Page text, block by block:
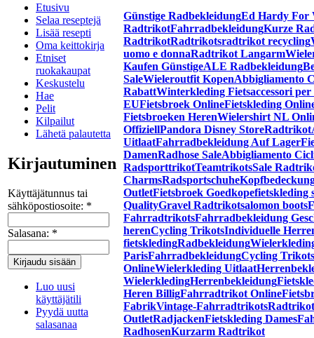
Etusivu
Selaa reseptejä
Lisää resepti
Oma keittokirja
Etniset
ruokakaupat
Keskustelu
Hae
Pelit
Kilpailut
Lähetä palautetta
Kirjautuminen
Käyttäjätunnus tai
sähköpostiosoite: *
Salasana: *
Luo uusi
käyttäjätili
Pyydä uutta
salasanaa
Günstige RadbekleidungEd Hardy For
RadtrikotFahrradbekleidungKurze
RadtrikotRadtrikotsradtrikot recycling
uomo e donnaRadtrikot Langarm
Kaufen GünstigeALE Radbekleidung
SaleWieleroutfit KopenAbbigliamento
RabattWinterkleding Fietsaccessori
EUFietsbroek OnlineFietskleding
Fietsbroeken HerenWielershirt NL
OffiziellPandora Disney StoreRadtrikot
UitlaatFahrradbekleidung Auf Lager
DamenRadhose SaleAbbigliamento
RadsporttrikotTeamtrikotsSale
CharmsRadsportschuhe
OutletFietsbroek Goedkopefietskleding
QualityGravel Radtrikotsalomon boots
FahrradtrikotsFahrradbekleidung
herenCycling TrikotsIndividuelle
fietskledingRadbekleidung
ParisFahrradbekleidungCycling Trikots
OnlineWielerkleding Uitlaat
WielerkledingHerrenbekleidung
Heren BilligFahrradtrikot Online
FabrikVintage-Fahrradtrikots
OutletRadjackenFietskleding Dames
RadhosenKurzarm Radtrikot